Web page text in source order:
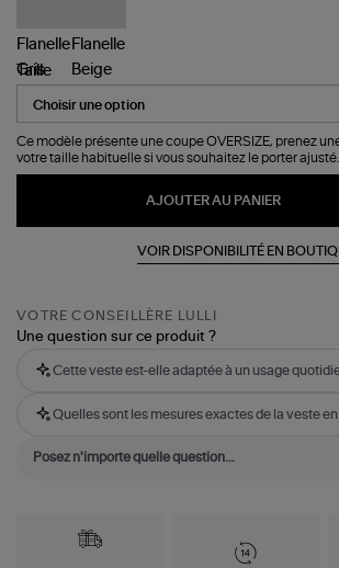
Taille
Ce modèle présente une coupe OVERSIZE, prenez
votre taille habituelle si vous souhaitez le porter ajusté.
AJOUTER AU PANIER
VOIR DISPONIBILITÉ EN
VOTRE CONSEILLÈRE LULLI
Une question sur ce produit ?
Cette veste est-elle adaptée à un usage
Quelles sont les mesures exactes de la veste